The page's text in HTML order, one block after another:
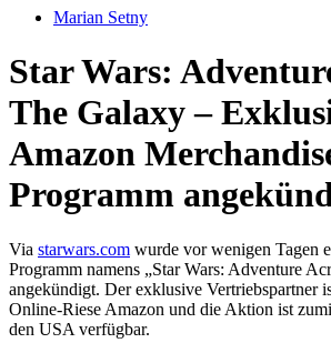
Marian Setny
Star Wars:
The Galaxy –
Amazon
Programm
Via starwars.com wurde vor wenigen Tagen
Programm namens „Star Wars: Adventure
angekündigt. Der exklusive Vertriebspartner
Online-Riese Amazon und die Aktion ist
den USA verfügbar.